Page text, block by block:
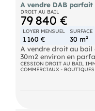
A vendre DAB
DROIT AU BAIL
79 840 €
LOYER MENSUEL
1 160 €
SURFACE
30 m²
A vendre droit au bail
30m2 environ en
En plus de la surface
bénéficierez en sous
conséquent
cuisine et des
1160€ Prix de vente/
CESSION DROIT AU BAIL
COMMERCIAUX - BOUTIQUES